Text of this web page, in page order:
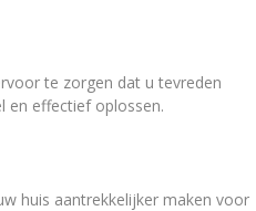
te zorgen dat u tevreden
en effectief oplossen.
huis aantrekkelijker maken voor